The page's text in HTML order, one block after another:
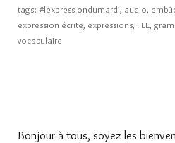
tags: #lexpressiondumardi, audio,
expression écrite, expressions, FLE,
vocabulaire
Bonjour à tous, soyez les